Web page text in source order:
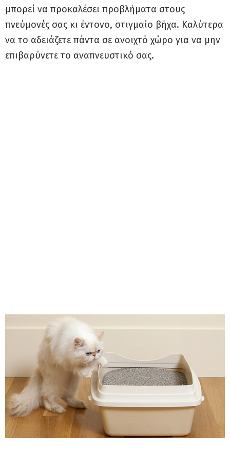
μπορεί να προκαλέσει προβλήματα στους
πνεύμονές σας κι έντονο, στιγμαίο βήχα. Καλύτερα
να το αδειάζετε πάντα σε ανοιχτό χώρο για να μην
επιβαρύνετε το αναπνευστικό σας.